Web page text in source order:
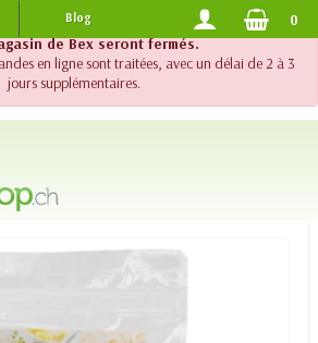
20 août 2026, le support téléphonique
de Bex seront fermés.
en ligne sont traitées, avec un délai de 2 à 3
jours supplémentaires.
PORTS OFFERTS DES 120.-
Blog 0